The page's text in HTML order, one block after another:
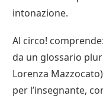
intonazione.
Al circo!
da un glossario
Lorenza
per l’insegnante,